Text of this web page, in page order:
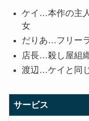
ケイ…本作の主
女
だりあ…フリー
店長…殺し屋組
渡辺…ケイと同
サービス